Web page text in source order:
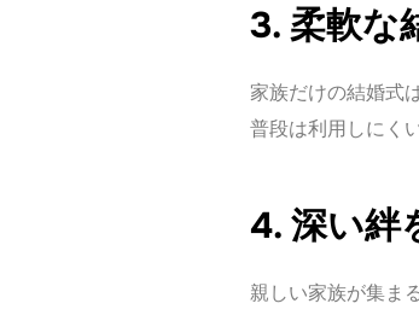
3. 柔軟な
家族だけの結婚式
普段は利用しにく
4. 深い絆
親しい家族が集ま